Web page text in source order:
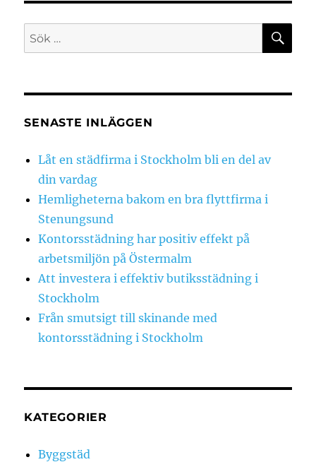
Sök
efter:
SENASTE INLÄGGEN
Låt en städfirma i Stockholm bli en del av
din vardag
Hemligheterna bakom en bra flyttfirma i
Stenungsund
Kontorsstädning har positiv effekt på
arbetsmiljön på Östermalm
Att investera i effektiv butiksstädning i
Stockholm
Från smutsigt till skinande med
kontorsstädning i Stockholm
KATEGORIER
Byggstäd